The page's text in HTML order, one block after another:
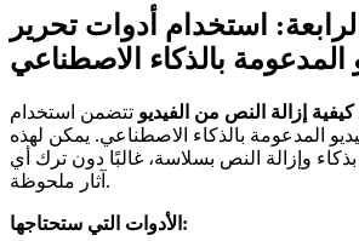
استخدام أدوات تحرير
المدعومة بالذكاء الاصطناعي
كيفية إزالة النص من الفيديو تتضمن استخدام
المدعومة بالذكاء الاصطناعي. يمكن لهذه
بذكاء وإزالة النص بسلاسة، غالبًا دون ترك أي
آثار ملحوظة.
الأدوات التي ستحتاجها: